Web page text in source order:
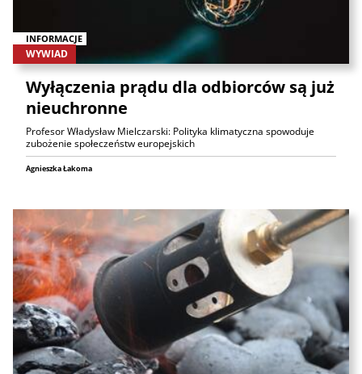
INFORMACJE
WYWIAD
Wyłączenia prądu dla odbiorców są już
nieuchronne
Profesor Władysław Mielczarski: Polityka klimatyczna spowoduje
zubożenie społeczeństw europejskich
Agnieszka Łakoma